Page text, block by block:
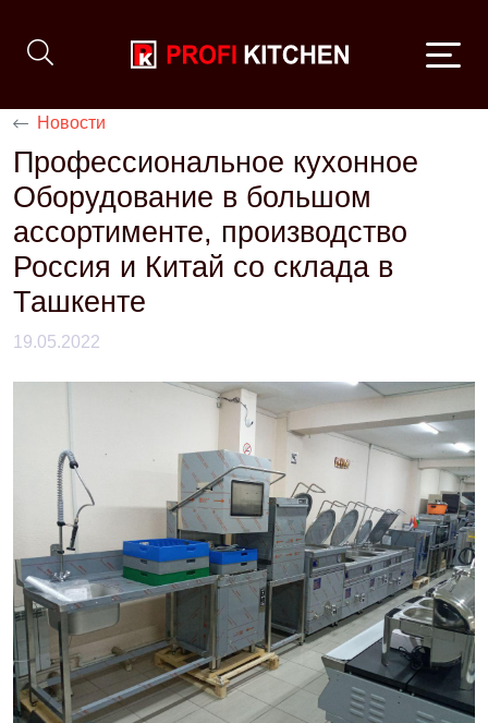
Новости
Профессиональное кухонное
Оборудование в большом
ассортименте, производство
Россия и Китай со склада в
Ташкенте
19.05.2022